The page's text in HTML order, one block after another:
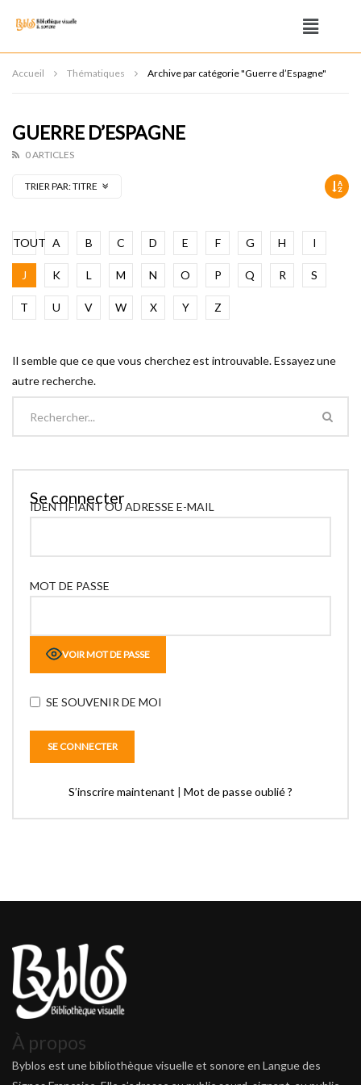
Accueil Thématiques Archive par catégorie "Guerre d’Espagne"
GUERRE D’ESPAGNE
0 ARTICLES
TRIER PAR:TITRE
TOUT A B C D E F G H I
J K L M N O P Q R S
T U V W X Y Z
Il semble que ce que vous cherchez est introuvable. Essayez une
autre recherche.
Se connecter
IDENTIFIANT OU ADRESSE E-MAIL
MOT DE PASSE
VOIR MOT DE PASSE
SE SOUVENIR DE MOI
S’inscrire maintenant | Mot de passe oublié ?
À propos
Byblos est une bibliothèque visuelle et sonore en Langue des